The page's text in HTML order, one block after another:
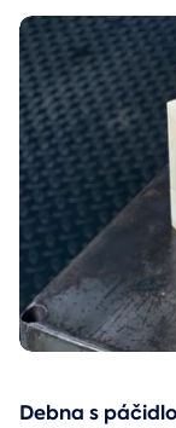
Debna s